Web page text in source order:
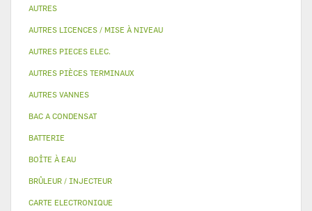
AUTRES
AUTRES LICENCES / MISE À NIVEAU
AUTRES PIECES ELEC.
AUTRES PIÈCES TERMINAUX
AUTRES VANNES
BAC A CONDENSAT
BATTERIE
BOÎTE À EAU
BRÛLEUR / INJECTEUR
CARTE ELECTRONIQUE